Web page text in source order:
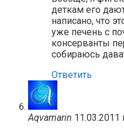
деткам его
написано, что
уже печень с
консерванты
собираюсь
Ответить
Aqvamarin 11.03.2011